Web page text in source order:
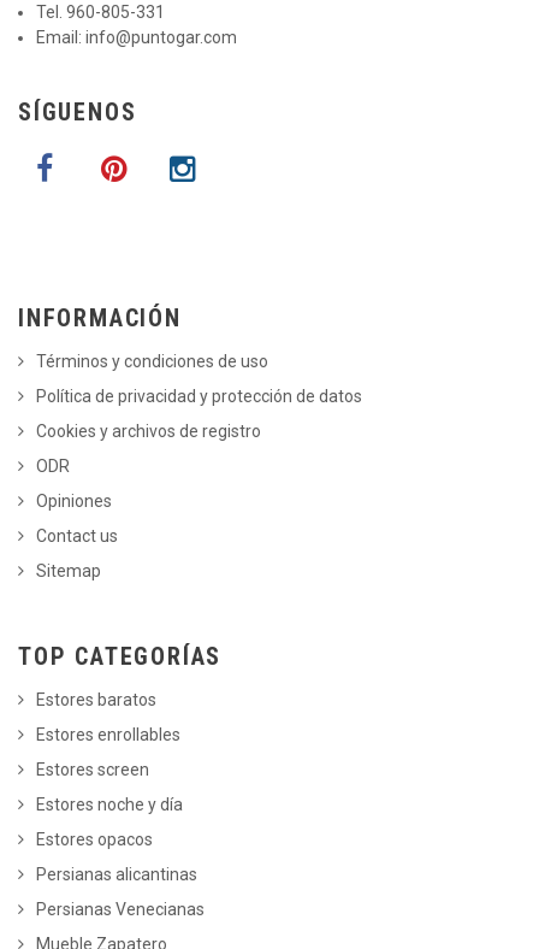
Tel. 960-805-331
Email: info@puntogar.com
SÍGUENOS
INFORMACIÓN
Términos y condiciones de uso
Política de privacidad y protección de datos
Cookies y archivos de registro
ODR
Opiniones
Contact us
Sitemap
TOP CATEGORÍAS
Estores baratos
Estores enrollables
Estores screen
Estores noche y día
Estores opacos
Persianas alicantinas
Persianas Venecianas
Mueble Zapatero